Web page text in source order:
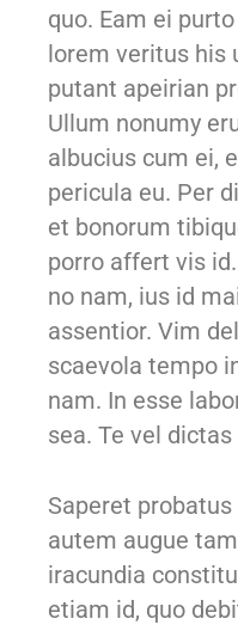
quo. Eam ei
lorem veritus his
putant apeirian
Ullum nonumy
albucius cum ei,
pericula eu. Per
et bonorum
porro affert vis
no nam, ius id
assentior. Vim
scaevola tempo
nam. In esse
sea. Te vel
Saperet
autem augue
iracundia
etiam id, quo